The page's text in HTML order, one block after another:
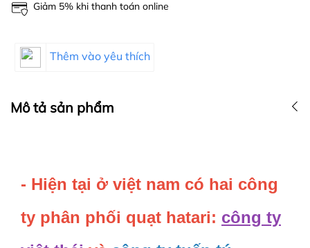
Giảm 5% khi thanh toán online
Thêm vào yêu thích
Mô tả sản phẩm
- Hiện tại ở việt nam có hai công
ty phân phối quạt hatari: công ty